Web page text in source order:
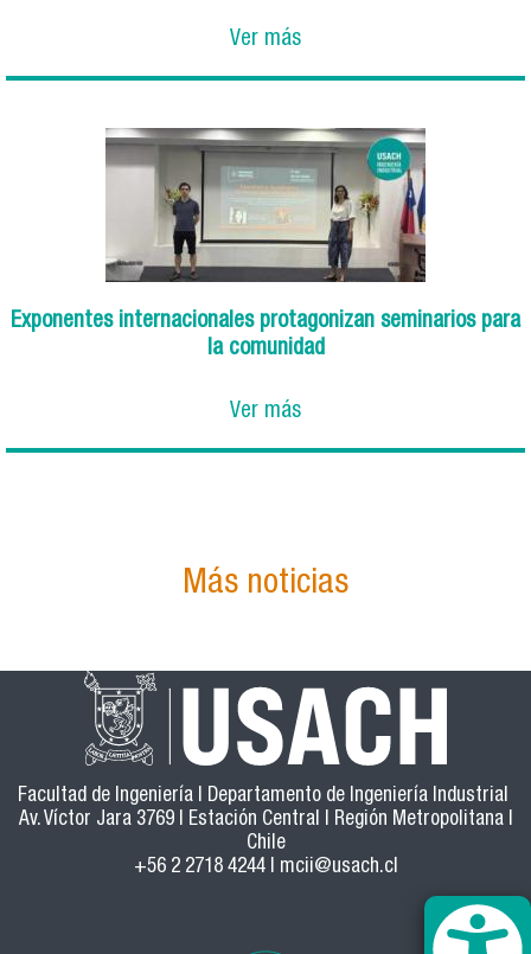
Ver más
Exponentes internacionales protagonizan seminarios para
la comunidad
Ver más
Más noticias
Facultad de Ingeniería | Departamento de Ingeniería Industrial
Av. Víctor Jara 3769 | Estación Central | Región Metropolitana |
Chile
+56 2 2718 4244 | mcii@usach.cl